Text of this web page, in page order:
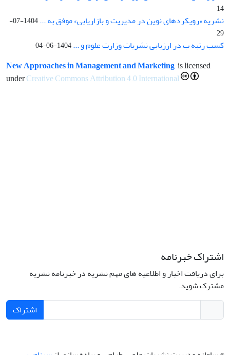
14
نشریه «رویکردهای نوین در مدیریت و بازاریابی» موفق به ...
1404-07-
29
کسب رتبه ب در ارزیابی نشریات وزارت علوم و ...1404-06-04
New Approaches in Management and Marketing is licensed
underCreative Commons Attribution 4.0 International
اشتراک خبرنامه
برای دریافت اخبار و اطلاعیه های مهم نشریه در خبرنامه نشریه
مشترک شوید.
اشتراک